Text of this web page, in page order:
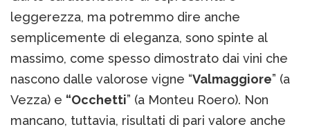
leggerezza, ma potremmo dire anche
semplicemente di eleganza, sono spinte al
massimo, come spesso dimostrato dai vini che
nascono dalle valorose vigne “Valmaggiore” (a
Vezza) e “Occhetti” (a Monteu Roero). Non
mancano, tuttavia, risultati di pari valore anche